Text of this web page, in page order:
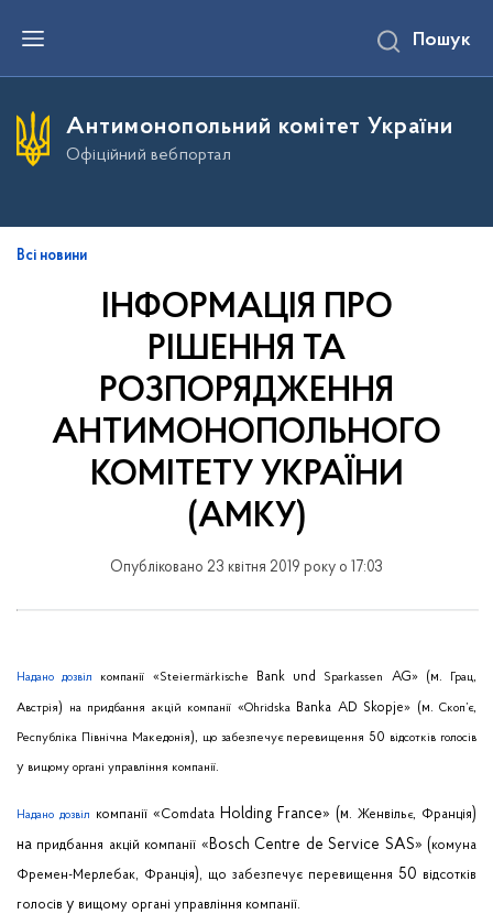
е
и
д
в
Пошук
Антимонопольний комітет України
Офіційний вебпортал
Всі новини
ІНФОРМАЦІЯ ПРО
РІШЕННЯ ТА
РОЗПОРЯДЖЕННЯ
АНТИМОНОПОЛЬНОГО
КОМІТЕТУ УКРАЇНИ
(АМКУ)
Опубліковано 23 квітня 2019 року о 17:03
Надано дозвіл компанії «Steiermärkische Bank und Sparkassen AG» (м. Грац,
Австрія) на придбання акцій компанії «OhridskaBanka AD Skopje» (м. Скоп’є,
Республіка Північна Македонія), що забезпечує перевищення 50 відсотків голосів
у вищому органі управління компанії.
Надано дозвіл компанії«Comdata Holding France» (м.Женвільє, Франція)
на придбання акцій компанії «Bosch Centre de Service SAS» (комуна
Фремен-Мерлебак, Франція), що забезпечує перевищення 50 відсотків
голосів у вищому органі управління компанії.